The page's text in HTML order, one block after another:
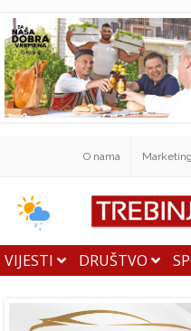
O nama Marketing
VIJESTI DRUŠTVO